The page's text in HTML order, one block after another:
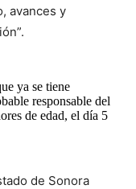
avances y
ya se tiene
responsable del
de edad, el día 5
de Sonora